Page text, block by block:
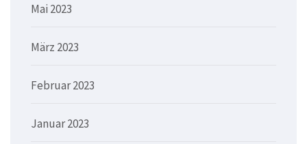
Mai 2023
März 2023
Februar 2023
Januar 2023